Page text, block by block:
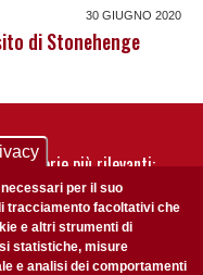
30 GIUGNO 2020
di Stonehenge
storie più rilevanti:
newsletter
per il suo
tracciamento facoltativi che
e altri strumenti di
statistiche, misure
e analisi dei comportamenti